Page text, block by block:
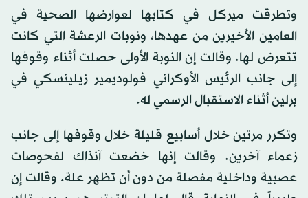
وتطرقت ميركل في كتابها لعوارضها الصحية في
العامين الأخيرين من عهدها، ونوبات الرعشة التي كانت
تتعرض لها. وقالت إن النوبة الأولى حصلت أثناء وقوفها
إلى جانب الرئيس الأوكراني فولوديمير زيلينسكي في
برلين أثناء الاستقبال الرسمي له.
وتكرر مرتين خلال أسابيع قليلة خلال وقوفها إلى جانب
زعماء آخرين. وقالت إنها خضعت آنذاك لفحوصات
عصبية وداخلية مفصلة من دون أن تظهر علة. وقالت إن